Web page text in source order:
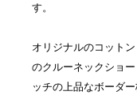
す。
オリジナルのコット
のクルーネックショ
ッチの上品なボーダ